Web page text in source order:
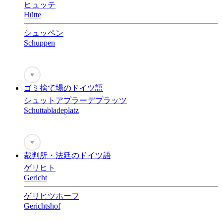
ヒュッテ
Hütte
シュッペン
Schuppen
♥
ゴミ捨て場のドイツ語
シュットアプラーデプラッツ
Schuttabladeplatz
♥
裁判所・法廷のドイツ語
ゲリヒト
Gericht
ゲリヒツホーフ
Gerichtshof